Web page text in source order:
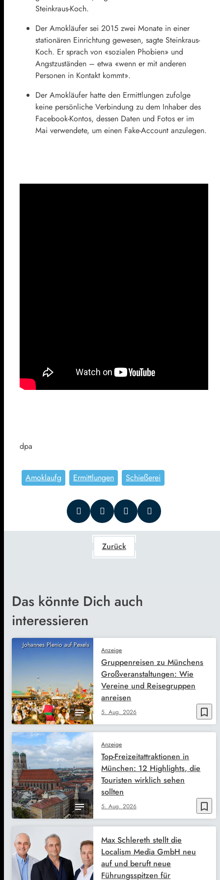
Steinkraus-Koch.
Der Amokläufer sei 2015 zwei Monate in einer
stationären Einrichtung gewesen, sagte Steinkraus-
Koch. Er sprach von «sozialen Phobien» und
Angstzuständen – etwa «wenn er mit anderen
Personen in Kontakt kommt».
Der Amokläufer hatte den Ermittlungen zufolge
keine persönliche Verbindung zu dem Inhaber des
Facebook-Kontos, dessen Daten und Fotos er im
Mai verwendete, um einen Fake-Account anzulegen.
dpa
Amoklaufg Ermittlungen Schießerei
Zurück
Das könnte Dich auch
interessieren
Johannes Plenio auf Pexels
bookmark_border
Anzeige
5. Aug. 2026
Gruppenreisen zu Münchens
Großveranstaltungen: Wie
Vereine und Reisegruppen
anreisen
bookmark_border
Anzeige
5. Aug. 2026
Top-Freizeitattraktionen in
München: 12 Highlights, die
Touristen wirklich sehen
sollten
Max Schlereth stellt die
Localism Media GmbH neu
auf und beruft neue
Führungsspitzen für